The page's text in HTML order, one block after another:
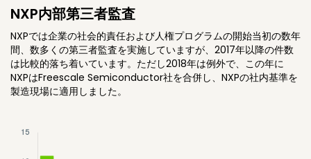
NXP内部第三者監査
NXPでは企業の社会的責任および人権プログラムの開始当初の数年
間、数多くの第三者監査を実施していますが、2017年以降の件数
は比較的落ち着いています。ただし2018年は例外で、この年に
NXPはFreescale Semiconductor社を合併し、NXPの社内基準を
製造現場に適用しました。